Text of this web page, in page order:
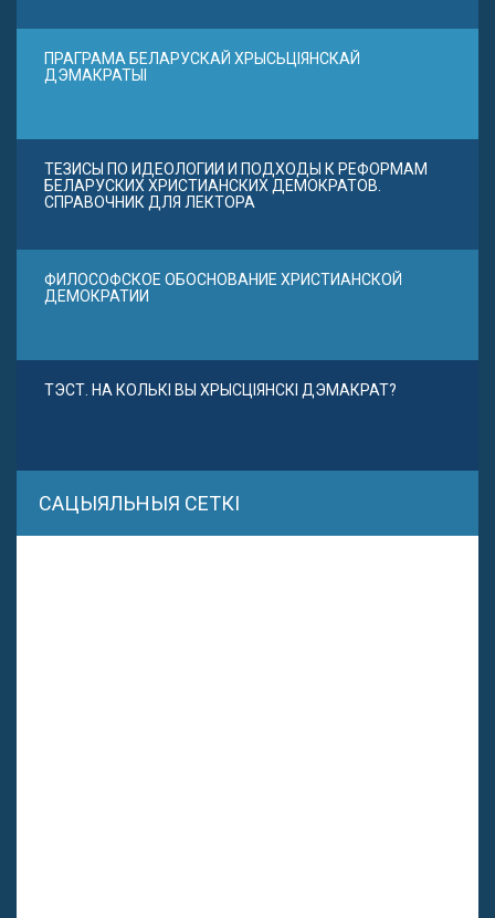
ПРАГРАМА БЕЛАРУСКАЙ ХРЫСЬЦІЯНСКАЙ
ДЭМАКРАТЫІ
ТЕЗИСЫ ПО ИДЕОЛОГИИ И ПОДХОДЫ К РЕФОРМАМ
БЕЛАРУСКИХ ХРИСТИАНСКИХ ДЕМОКРАТОВ.
СПРАВОЧНИК ДЛЯ ЛЕКТОРА
ФИЛОСОФСКОЕ ОБОСНОВАНИЕ ХРИСТИАНСКОЙ
ДЕМОКРАТИИ
ТЭСТ. НА КОЛЬКІ ВЫ ХРЫСЦІЯНСКІ ДЭМАКРАТ?
САЦЫЯЛЬНЫЯ СЕТКІ